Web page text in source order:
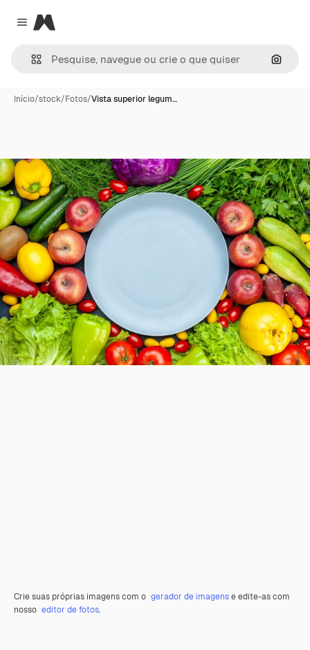
Close menu
Magnific
Início/stock/Fotos/Vista superior legum…
Crie suas próprias imagens com o gerador de imagense edite-as com
nosso editor de fotos.